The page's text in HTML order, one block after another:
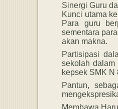
Sinergi Guru
Kunci utama
Para guru
sementara
akan makna.
Partisipasi
sekolah dalam
kepsek SMK N
Pantun,
Membawa